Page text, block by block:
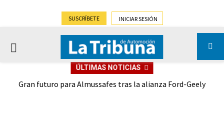
SUSCRÍBETE INICIAR SESIÓN
PRIMARY
ÚLTIMAS NOTICIAS
Gran futuro para Almussafes tras la alianza Ford-Geely